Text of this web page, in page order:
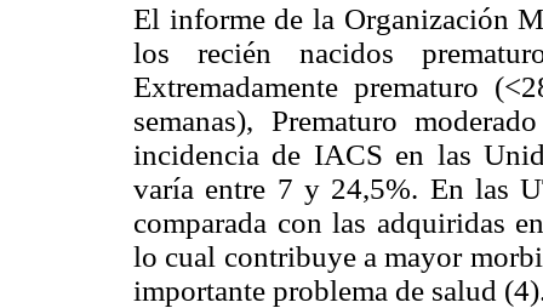
El informe de la Organización
los recién nacidos
Extremadamente prematuro
semanas), Prematuro
incidencia de IACS en las
varía entre 7 y 24,5%. En las
comparada con las adquiridas
lo cual contribuye a mayor
importante problema de salud